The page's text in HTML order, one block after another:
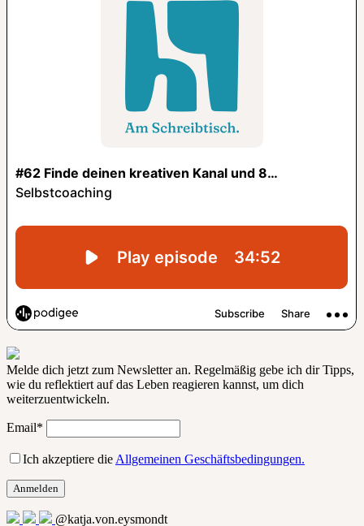
Melde dich jetzt zum Newsletter an. Regelmäßig gebe ich dir Tipps,
wie du reflektiert auf das Leben reagieren kannst, um dich
weiterzuentwickeln.
Email*
Ich akzeptiere die Allgemeinen Geschäftsbedingungen.
@katja.von.eysmondt